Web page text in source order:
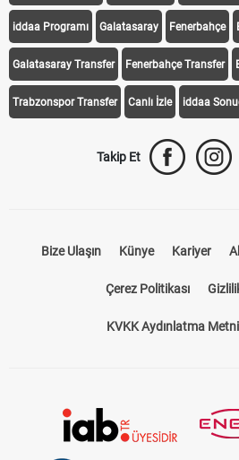
Transfer Haberleri TV'de Bugün Süper Lig
iddaa Programı Galatasaray Fenerbahçe
Galatasaray Transfer Fenerbahçe Transfer
Trabzonspor Transfer Canlı İzle iddaa